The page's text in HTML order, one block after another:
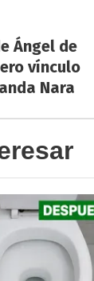
Ángel de
vínculo
Nara